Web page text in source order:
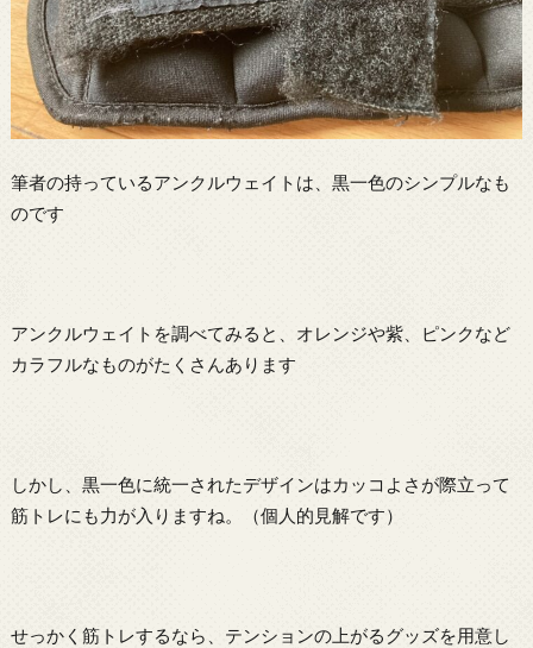
筆者の持っているアンクルウェイトは、黒一色のシンプルなも
のです
アンクルウェイトを調べてみると、オレンジや紫、ピンクなど
カラフルなものがたくさんあります
しかし、黒一色に統一されたデザインはカッコよさが際立って
筋トレにも力が入りますね。（個人的見解です）
せっかく筋トレするなら、テンションの上がるグッズを用意し